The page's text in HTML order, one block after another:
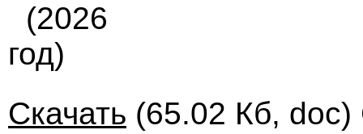
(2026
год)
Скачать (65.02 Кб, doc)